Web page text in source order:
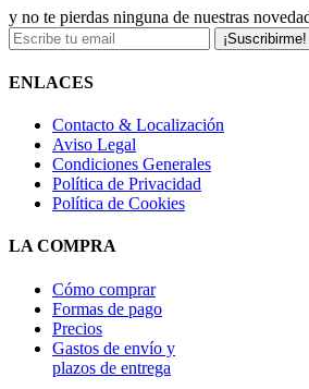
y no te pierdas ninguna de nuestras
¡Suscribirme!
ENLACES
Contacto & Localización
Aviso Legal
Condiciones Generales
Política de Privacidad
Política de Cookies
LA COMPRA
Cómo comprar
Formas de pago
Precios
Gastos de envío y
plazos de entrega